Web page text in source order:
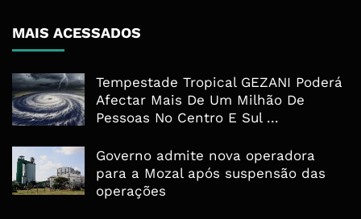
MAIS ACESSADOS
Tempestade Tropical GEZANI Poderá
Afectar Mais De Um Milhão De
Pessoas No Centro E Sul ...
Governo admite nova operadora
para a Mozal após suspensão das
operações